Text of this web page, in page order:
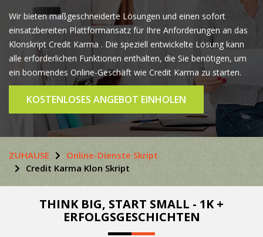
Wir bieten maßgeschneiderte Lösungen und einen sofort
einsatzbereiten Plattformansatz für Ihre Anforderungen an das
Klonskript Credit Karma . Die speziell entwickelte Lösung kann
alle erforderlichen Funktionen enthalten, die Sie benötigen, um
ein boomendes Online-Geschäft wie Credit Karma zu starten.
KOSTENLOSES ANGEBOT EINHOLEN
ZUHAUSE
Online-Dienste Skript
Credit Karma Klon Skript
THINK BIG, START SMALL - 1K +
ERFOLGSGESCHICHTEN